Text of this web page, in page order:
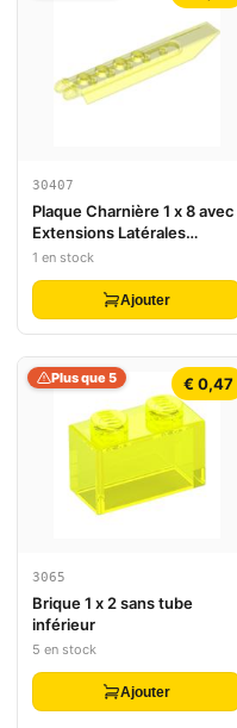
30407
Plaque Charnière 1 x 8 avec
Extensions Latérales
Angulées, 9 Dents et
1 en stock
Ajouter
€ 0,47
Plus que 5
3065
Brique 1 x 2 sans tube
inférieur
5 en stock
Ajouter